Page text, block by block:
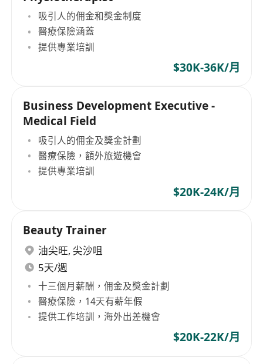
吸引人的佣金和獎金制度
醫療保險涵蓋
提供專業培訓
$30K-36K/月
Business Development Executive -
Medical Field
吸引人的佣金及獎金計劃
醫療保險，額外旅遊機會
提供專業培訓
$20K-24K/月
Beauty Trainer
油尖旺, 尖沙咀
5天/週
十三個月薪酬，佣金及獎金計劃
醫療保險，14天有薪年假
提供工作培訓，海外出差機會
$20K-22K/月